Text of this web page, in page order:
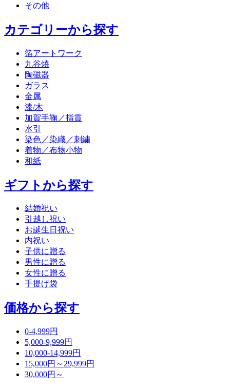
その他
カテゴリーから探す
箔アートワーク
九谷焼
陶磁器
ガラス
金属
漆/木
加賀手鞠／指貫
水引
染色／染織／刺繍
着物／布物小物
和紙
ギフトから探す
結婚祝い
引越し祝い
お誕生日祝い
内祝い
子供に贈る
男性に贈る
女性に贈る
手提げ袋
価格から探す
0-4,999円
5,000-9,999円
10,000-14,999円
15,000円～29,999円
30,000円～